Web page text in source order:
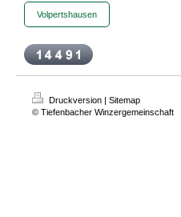
Volpertshausen
Druckversion | Sitemap
© Tiefenbacher Winzergemeinschaft